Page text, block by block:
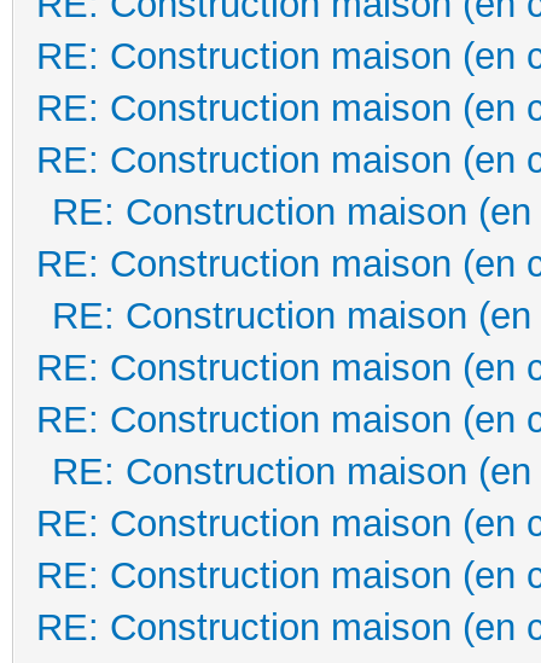
RE: Construction maison (en
RE: Construction maison (en
RE: Construction maison (en
RE: Construction maison
RE: Construction maison (en
RE: Construction maison
RE: Construction maison (en
RE: Construction maison (en
RE: Construction maison
RE: Construction maison (en
RE: Construction maison (en
RE: Construction maison (en